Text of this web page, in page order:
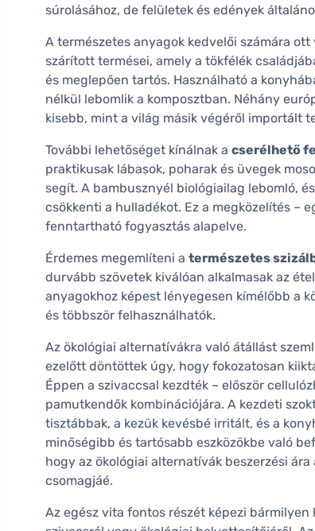
súrolásához, de felületek és edények
A természetes anyagok kedvelői számára ott
szárított termései, amely a tökfélék
és meglepően tartós. Használható a
nélkül lebomlik a komposztban. Néhány
kisebb, mint a világ másik végéről importált
További lehetőséget kínálnak a cserélhető
praktikusak lábasok, poharak és üvegek
segít. A bambusznyél biológiailag lebomló,
csökkenti a hulladékot. Ez a megközelítés –
fenntartható fogyasztás alapelve.
Érdemes megemlíteni a természetes
durvább szövetek kiválóan alkalmasak az
anyagokhoz képest lényegesen kímélőbb a
és többször felhasználhatók.
Az ökológiai alternatívákra való átállást
ezelőtt döntöttek úgy, hogy fokozatosan
Éppen a szivaccsal kezdték – először
pamutkendők kombinációjára. A kezdeti
tisztábbak, a kezük kevésbé irritált, és a
minőségibb és tartósabb eszközökbe való
hogy az ökológiai alternatívák beszerzési
csomagjáé.
Az egész vita fontos részét képezi